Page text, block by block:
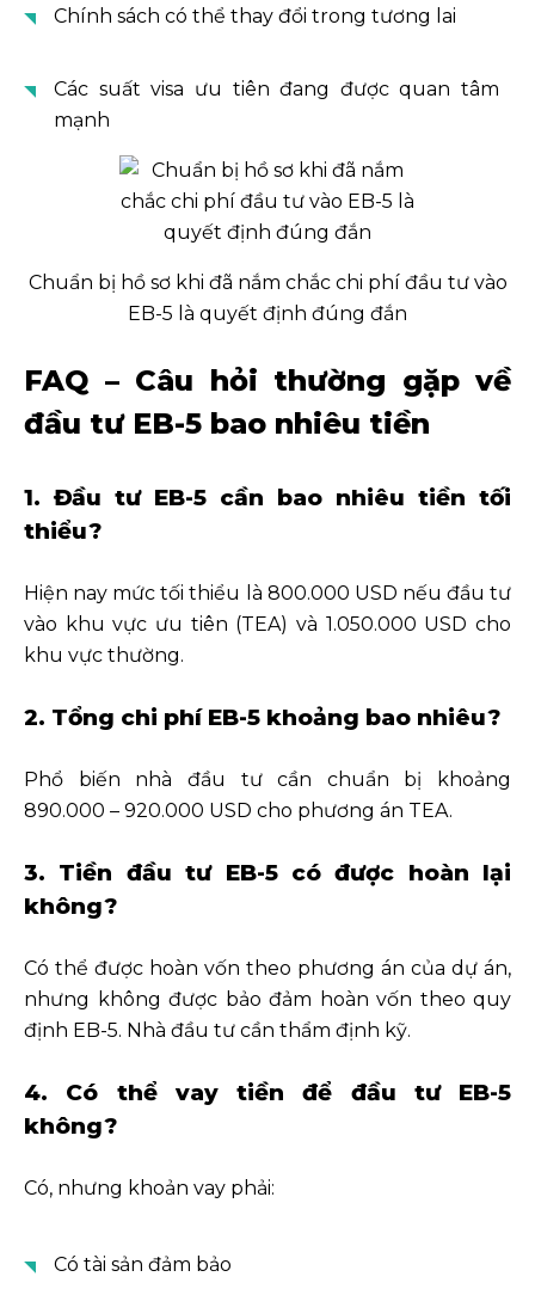
Chính sách có thể thay đổi trong tương lai
Các suất visa ưu tiên đang được quan tâm
mạnh
Chuẩn bị hồ sơ khi đã nắm chắc chi phí đầu tư vào
EB-5 là quyết định đúng đắn
FAQ – Câu hỏi thường gặp về
đầu tư EB-5 bao nhiêu tiền
1. Đầu tư EB-5 cần bao nhiêu tiền tối
thiểu?
Hiện nay mức tối thiểu là 800.000 USD nếu đầu tư
vào khu vực ưu tiên (TEA) và 1.050.000 USD cho
khu vực thường.
2. Tổng chi phí EB-5 khoảng bao nhiêu?
Phổ biến nhà đầu tư cần chuẩn bị khoảng
890.000 – 920.000 USD cho phương án TEA.
3. Tiền đầu tư EB-5 có được hoàn lại
không?
Có thể được hoàn vốn theo phương án của dự án,
nhưng không được bảo đảm hoàn vốn theo quy
định EB-5. Nhà đầu tư cần thẩm định kỹ.
4. Có thể vay tiền để đầu tư EB-5
không?
Có, nhưng khoản vay phải:
Có tài sản đảm bảo